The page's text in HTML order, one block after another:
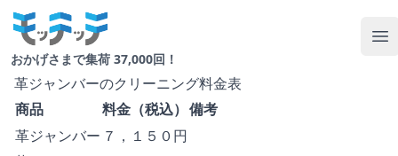
Your Company
おかげさまで集荷 37,000回！
革ジャンバーのクリーニング料金表
商品
料金（税込） 備考
革ジャンバー ７，１５０円